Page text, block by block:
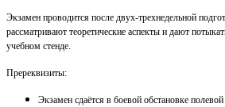
Экзамен проводится после двух-трехнедельной
рассматривают теоретические аспекты и дают
учебном стенде.
Пререквизиты:
Экзамен сдаётся в боевой обстановке